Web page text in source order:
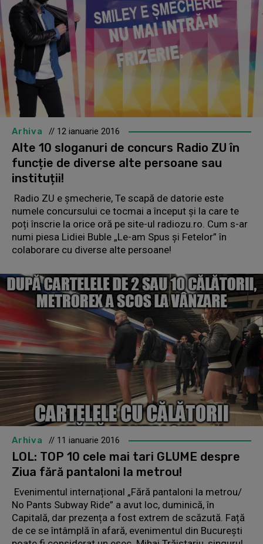
Arhiva // 12 ianuarie 2016
Alte 10 sloganuri de concurs Radio ZU în
funcție de diverse alte persoane sau
instituții!
Radio ZU e șmecherie, Te scapă de datorie este
numele concursului ce tocmai a început și la care te
poți înscrie la orice oră pe site-ul radiozu.ro. Cum s-ar
numi piesa Lidiei Buble „Le-am Spus și Fetelor” în
colaborare cu diverse alte persoane!
Arhiva // 11 ianuarie 2016
LOL: TOP 10 cele mai tari GLUME despre
Ziua fără pantaloni la metrou!
Evenimentul internațional „Fără pantaloni la metrou/
No Pants Subway Ride” a avut loc, duminică, în
Capitală, dar prezența a fost extrem de scăzută. Față
de ce se întâmplă în afară, evenimentul din București